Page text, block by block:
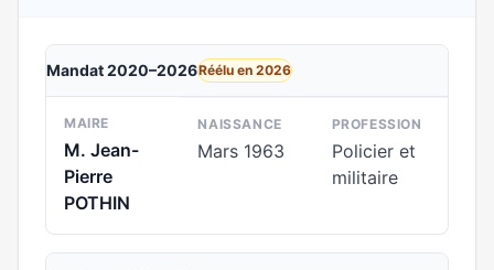
Mandat 2020–2026Réélu en 2026
MAIRE
M. Jean-
Pierre
POTHIN
NAISSANCE
Mars 1963
PROFESSION
Policier et
militaire